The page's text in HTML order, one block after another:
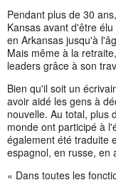
Pendant plus de 30
Kansas avant d'être
en Arkansas jusqu'à
Mais même à la
leaders grâce à son
Bien qu'il soit un
avoir aidé les gens à
nouvelle. Au total, plus
monde ont participé à
également été traduite
espagnol, en russe, en
« Dans toutes les